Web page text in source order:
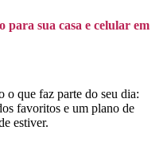
para sua casa e celular em
o que faz parte do seu dia:
favoritos e um plano de
estiver.